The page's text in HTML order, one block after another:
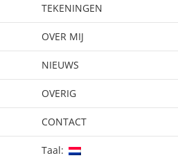
TEKENINGEN
OVER MIJ
NIEUWS
OVERIG
CONTACT
Taal: